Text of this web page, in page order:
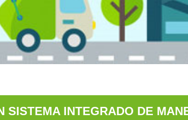
SISTEMA INTEGRADO DE